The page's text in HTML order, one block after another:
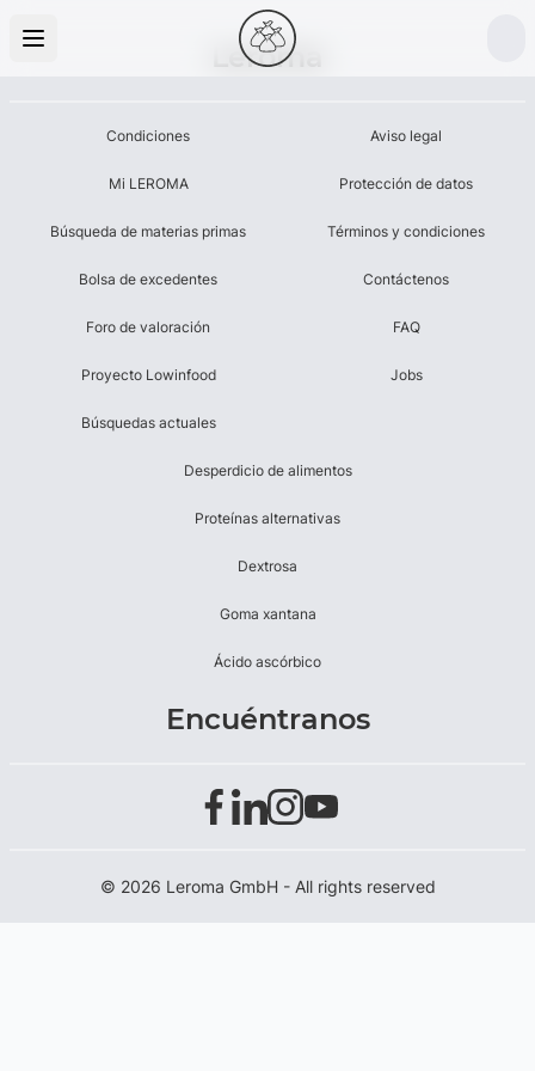
Leroma
Condiciones
Mi LEROMA
Búsqueda de materias primas
Bolsa de excedentes
Foro de valoración
Proyecto Lowinfood
Búsquedas actuales
Aviso legal
Protección de datos
Términos y condiciones
Contáctenos
FAQ
Jobs
Desperdicio de alimentos
Proteínas alternativas
Dextrosa
Goma xantana
Ácido ascórbico
Encuéntranos
© 2026 Leroma GmbH - All rights reserved